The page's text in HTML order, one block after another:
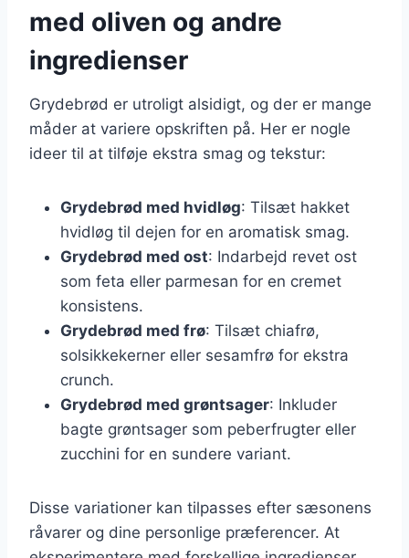
med oliven og andre
ingredienser
Grydebrød er utroligt alsidigt, og der er mange
måder at variere opskriften på. Her er nogle
ideer til at tilføje ekstra smag og tekstur:
Grydebrød med hvidløg: Tilsæt hakket
hvidløg til dejen for en aromatisk smag.
Grydebrød med ost: Indarbejd revet ost
som feta eller parmesan for en cremet
konsistens.
Grydebrød med frø: Tilsæt chiafrø,
solsikkekerner eller sesamfrø for ekstra
crunch.
Grydebrød med grøntsager: Inkluder
bagte grøntsager som peberfrugter eller
zucchini for en sundere variant.
Disse variationer kan tilpasses efter sæsonens
råvarer og dine personlige præferencer. At